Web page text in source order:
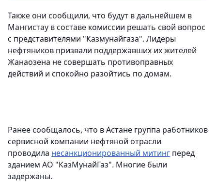
Также они сообщили, что будут в дальнейшем в
Мангистау в составе комиссии решать свой вопрос
с представителями "Казмунайгаза". Лидеры
нефтяников призвали поддержавших их жителей
Жанаозена не совершать противоправных
действий и спокойно разойтись по домам.
Ранее сообщалось, что в Астане группа работников
сервисной компании нефтяной отрасли
проводила несанкционированный митинг перед
зданием АО "КазМунайГаз". Многие были
задержаны.